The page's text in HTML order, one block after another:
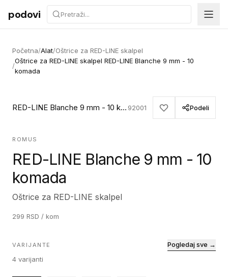
Preskoči na sadržaj
podovi
Početna/Alat/Oštrice za RED-LINE skalpel
/
Oštrice za RED-LINE skalpel RED-LINE Blanche 9 mm - 10
komada
RED-LINE Blanche 9 mm - 10 komada 92001 Podeli
ROMUS
RED-LINE Blanche 9 mm - 10
komada
Oštrice za RED-LINE skalpel
299 RSD / kom
VARIJANTE
4 varijanti
Pogledaj sve →